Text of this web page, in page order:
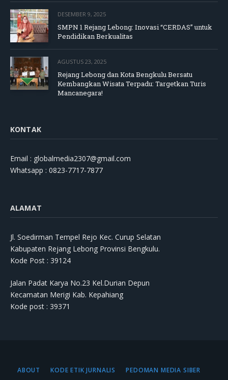
DESEMBER 9, 2025
SMPN 1 Rejang Lebong: Inovasi “CERDAS” untuk
Pendidikan Berkualitas
AGUSTUS 23, 2025
Rejang Lebong dan Kota Bengkulu Bersatu
Kembangkan Wisata Terpadu: Targetkan Turis
Mancanegara!
KONTAK
Email : globalmedia2307@gmail.com
Whatsapp : 0823-7717-7877
ALAMAT
Jl. Soedirman Tempel Rejo Kec. Curup Selatan
Kabupaten Rejang Lebong Provinsi Bengkulu.
Kode Post : 39124
Jalan Padat Karya No.23 Kel.Durian Depun
Kecamatan Merigi Kab. Kepahiang
Kode post : 39371
ABOUT KODE ETIK JURNALIS PEDOMAN MEDIA SIBER